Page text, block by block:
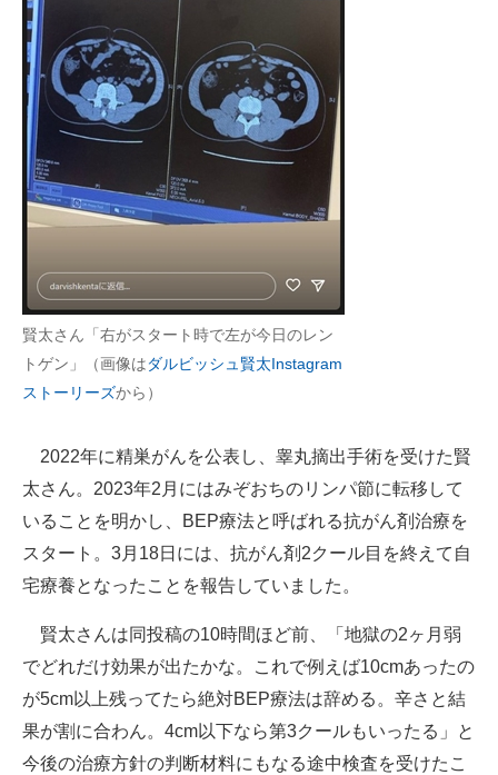
マーケ×ITの今がよく分かる
ITエンジニア向け専門サイト
企業向けIT製品の総合サイト
IT製品の技術・比較・事例
製造業のIT導入・活用を支援
エレクトロニクス専門サイト
エネルギーの専門メディア
建設×テクノロジーの最前線
ちょっと気になるネットの話題
賢太さん「右がスタート時で左が今日のレン
トゲン」（画像はダルビッシュ賢太Instagram
ストーリーズから）
2022年に精巣がんを公表し、睾丸摘出手術を受けた賢
太さん。2023年2月にはみぞおちのリンパ節に転移して
いることを明かし、BEP療法と呼ばれる抗がん剤治療を
スタート。3月18日には、抗がん剤2クール目を終えて自
宅療養となったことを報告していました。
賢太さんは同投稿の10時間ほど前、「地獄の2ヶ月弱
でどれだけ効果が出たかな。これで例えば10cmあったの
が5cm以上残ってたら絶対BEP療法は辞める。辛さと結
果が割に合わん。4cm以下なら第3クールもいったる」と
今後の治療方針の判断材料にもなる途中検査を受けたこ